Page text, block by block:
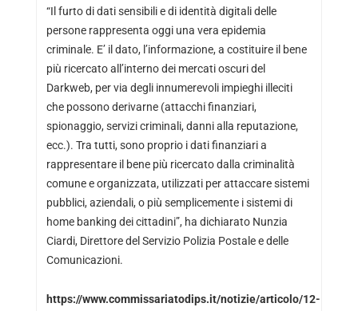
“Il furto di dati sensibili e di identità digitali delle
persone rappresenta oggi una vera epidemia
criminale. E’ il dato, l’informazione, a costituire il bene
più ricercato all’interno dei mercati oscuri del
Darkweb, per via degli innumerevoli impieghi illeciti
che possono derivarne (attacchi finanziari,
spionaggio, servizi criminali, danni alla reputazione,
ecc.). Tra tutti, sono proprio i dati finanziari a
rappresentare il bene più ricercato dalla criminalità
comune e organizzata, utilizzati per attaccare sistemi
pubblici, aziendali, o più semplicemente i sistemi di
home banking dei cittadini”, ha dichiarato Nunzia
Ciardi, Direttore del Servizio Polizia Postale e delle
Comunicazioni.
https://www.commissariatodips.it/notizie/articolo/12-